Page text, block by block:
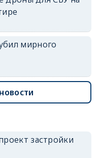
мирного
застройки